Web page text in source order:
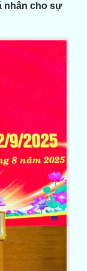
nhân cho sự